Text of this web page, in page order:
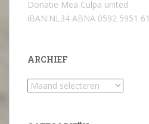
Donatie Mea Culpa united
iBAN:NL34 ABNA 0592 5951 61
ARCHIEF
Archief